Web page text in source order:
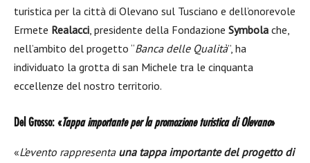
turistica per la città di Olevano sul Tusciano e dell’onorevole
Ermete Realacci, presidente della Fondazione Symbola che,
nell’ambito del progetto “Banca delle Qualità”, ha
individuato la grotta di san Michele tra le cinquanta
eccellenze del nostro territorio.
Del Grosso: «Tappa importante per la promozione turistica di Olevano»
«L’evento rappresenta una tappa importante del progetto di